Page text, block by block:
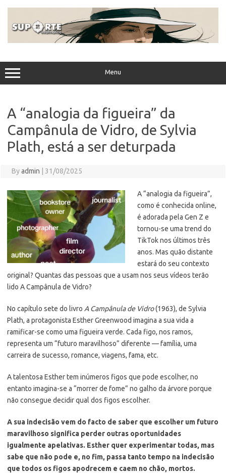
Menu
A “analogia da figueira” da
Campânula de Vidro, de Sylvia
Plath, está a ser deturpada
Byadmin 31/08/2025
A “analogia da figueira”,
como é conhecida online,
é adorada pela Gen Z e
tornou-se uma trend do
TikTok nos últimos três
anos. Mas quão distante
estará do seu contexto
original? Quantas das pessoas que a usam nos seus vídeos terão
lido A Campânula de Vidro?
No capítulo sete do livro A Campânula de Vidro(1963), de Sylvia
Plath, a protagonista Esther Greenwood imagina a sua vida a
ramificar-se como uma figueira verde. Cada figo, nos ramos,
representa um “futuro maravilhoso” diferente — família, uma
carreira de sucesso, romance, viagens, fama, etc.
A talentosa Esther tem inúmeros figos que pode escolher, no
entanto imagina-se a “morrer de fome” no galho da árvore porque
não consegue decidir qual dos figos escolher.
A sua indecisão vem do facto de saber que escolher um futuro
maravilhoso significa perder outras oportunidades
igualmente apelativas. Esther quer experimentar todas, mas
sabe que não pode e, no fim, passa tanto tempo na indecisão
que todos os figos apodrecem e caem no chão, mortos.